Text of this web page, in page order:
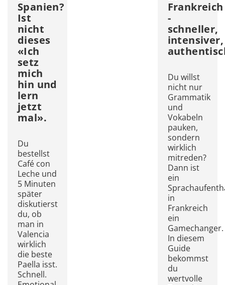
Spanien?
Ist
nicht
dieses
«Ich
setz
mich
hin und
lern
jetzt
mal».
Du
bestellst
Café con
Leche und
5 Minuten
später
diskutierst
du, ob
man in
Valencia
wirklich
die beste
Paella isst.
Schnell.
Frankreich
-
schneller,
intensiver,
Du willst
nicht nur
Grammatik
und
Vokabeln
pauken,
sondern
wirklich
mitreden?
Dann ist
ein
in
Frankreich
ein
Gamechanger.
In diesem
Guide
bekommst
du
wertvolle